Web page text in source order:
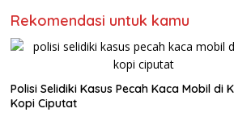
Rekomendasi untuk kamu
Polisi Selidiki Kasus Pecah Kaca Mobil di
Kopi Ciputat